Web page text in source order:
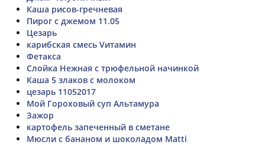
Каша рисов-гречневая
Пирог с джемом 11.05
Цезарь
карибская смесь Vитамин
Фетакса
Слойка Нежная с трюфельной начинкой
Каша 5 злаков с молоком
цезарь 11052017
Мой Гороховый суп Альтамура
Зажор
картофель запеченный в сметане
Мюсли с бананом и шоколадом Matti